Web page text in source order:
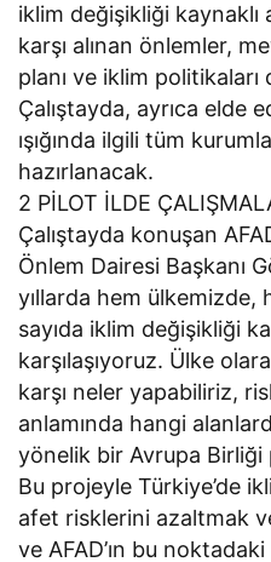
iklim değişikliği
karşı alınan önlemler,
planı ve iklim politikaları
Çalıştayda, ayrıca elde
ışığında ilgili tüm
hazırlanacak.
2 PİLOT İLDE
Çalıştayda konuşan
Önlem Dairesi Başkanı
yıllarda hem ülkemizde,
sayıda iklim değişikliği
karşılaşıyoruz. Ülke
karşı neler yapabiliriz,
anlamında hangi
yönelik bir Avrupa
Bu projeyle Türkiye’de
afet risklerini azaltmak
ve AFAD’ın bu